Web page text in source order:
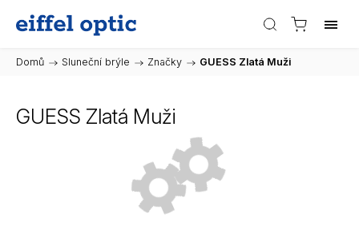
Domů / Sluneční brýle / Značky / GUESS Zlatá Muži
GUESS Zlatá Muži